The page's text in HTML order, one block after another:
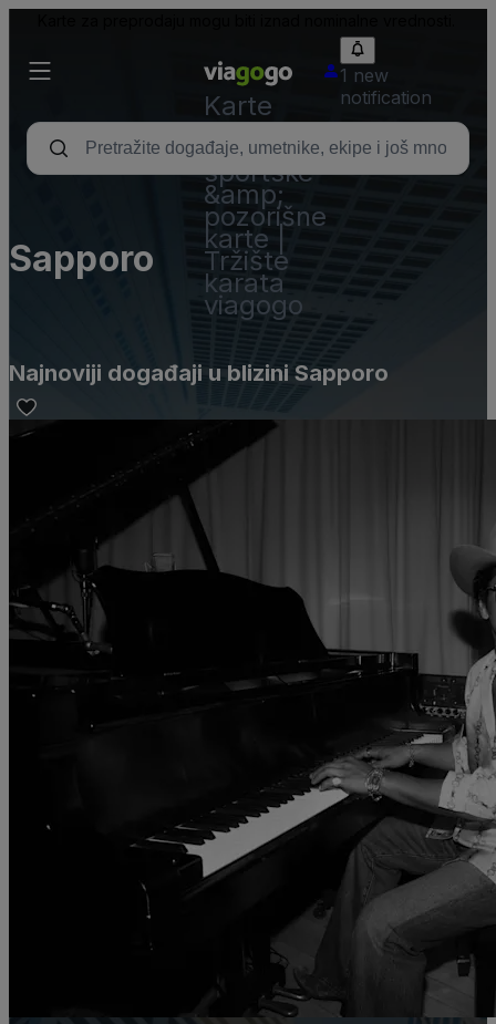
Karte
-
Koncertne,
sportske
&amp;
pozorišne
karte |
Tržište
karata
viagogo
1 new
notification
Sapporo
Najnoviji događaji u blizini Sapporo